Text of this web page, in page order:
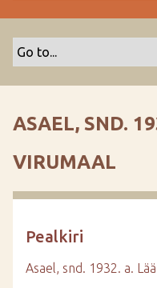
i
ASAEL, SND.
VIRUMAAL
Pealkiri
Asael, snd. 1932. a.